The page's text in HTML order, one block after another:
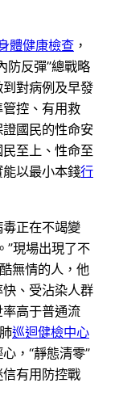
體健康檢查 ，
防反彈”總戰略
對病例及早發
管控、有用救
國民的性命安
至上、性命至
能以最小本錢行
正在不竭變
”現場出現了不
無情的人，他
、受沾染人群
高于普通流
巡迴健檢中心
，“靜態清零”
有用防控戰